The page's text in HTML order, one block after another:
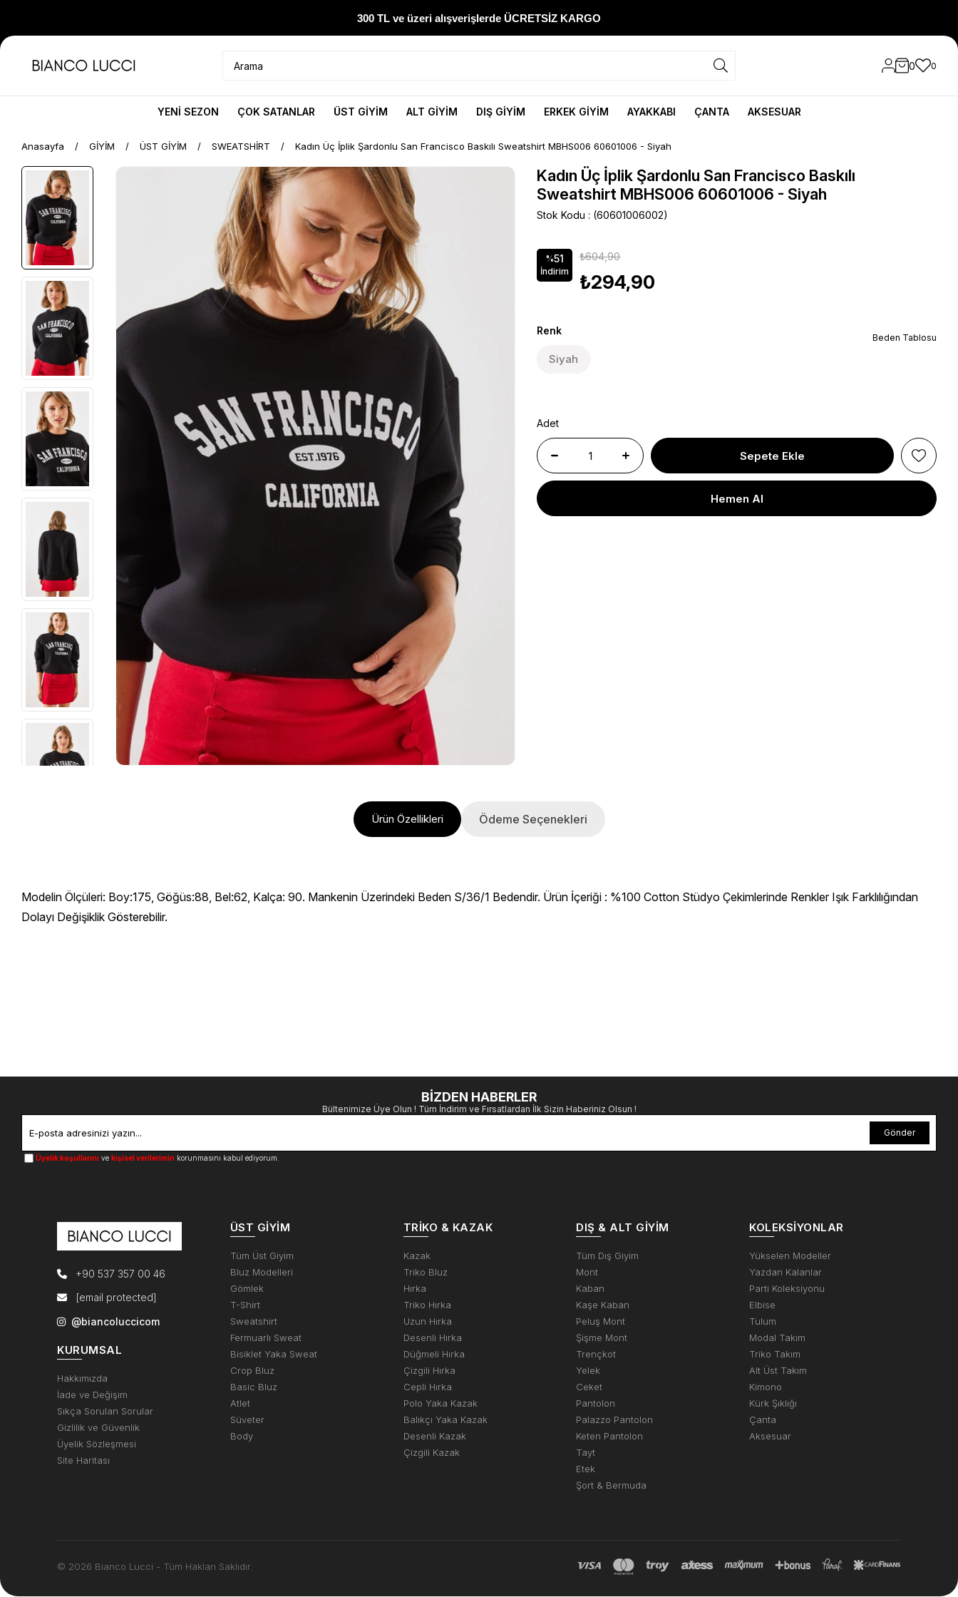
300 TL ve üzeri alışverişlerde ÜCRETSİZ KARGO
0 0
YENİ SEZON ÇOK SATANLAR ÜST GİYİM ALT GİYİM DIŞ GİYİM ERKEK GİYİM AYAKKABI ÇANTA AKSESUAR
Anasayfa GİYİM ÜST GİYİM SWEATSHİRT Kadın Üç İplik Şardonlu San Francisco Baskılı Sweatshirt MBHS006 60601006 - Siyah
Kadın Üç İplik Şardonlu San Francisco Baskılı
Sweatshirt MBHS006 60601006 - Siyah
Stok Kodu (60601006002)
%51
İndirim
₺604,90
₺294,90
Renk
Siyah
Beden Tablosu
Adet
Ürün Özellikleri Ödeme Seçenekleri
Modelin Ölçüleri: Boy:175, Göğüs:88, Bel:62, Kalça: 90. Mankenin Üzerindeki Beden S/36/1 Bedendir. Ürün İçeriği : %100 Cotton Stüdyo Çekimlerinde Renkler Işık Farklılığından
Dolayı Değişiklik Gösterebilir.
BİZDEN HABERLER
Bültenimize Üye Olun ! Tüm İndirim ve Fırsatlardan İlk Sizin Haberiniz Olsun !
Gönder
Üyelik koşullarını ve kişisel verilerimin korunmasını kabul ediyorum.
+90 537 357 00 46
[email protected]
@biancoluccicom
KURUMSAL
Hakkımızda
İade ve Değişim
Sıkça Sorulan Sorular
Gizlilik ve Güvenlik
Üyelik Sözleşmesi
Site Haritası
ÜST GIYIM
Tüm Üst Giyim
Bluz Modelleri
Gömlek
T-Shirt
Sweatshirt
Fermuarlı Sweat
Bisiklet Yaka Sweat
Crop Bluz
Basic Bluz
Atlet
Süveter
Body
TRIKO & KAZAK
Kazak
Triko Bluz
Hırka
Triko Hırka
Uzun Hırka
Desenli Hırka
Düğmeli Hırka
Çizgili Hırka
Cepli Hırka
Polo Yaka Kazak
Balıkçı Yaka Kazak
Desenli Kazak
Çizgili Kazak
DIŞ & ALT GIYIM
Tüm Dış Giyim
Mont
Kaban
Kaşe Kaban
Peluş Mont
Şişme Mont
Trençkot
Yelek
Ceket
Pantolon
Palazzo Pantolon
Keten Pantolon
Tayt
Etek
Şort & Bermuda
KOLEKSIYONLAR
Yükselen Modeller
Yazdan Kalanlar
Parti Koleksiyonu
Elbise
Tulum
Modal Takım
Triko Takım
Alt Üst Takım
Kimono
Kürk Şıklığı
Çanta
Aksesuar
© 2026 Bianco Lucci - Tüm Hakları Saklıdır.